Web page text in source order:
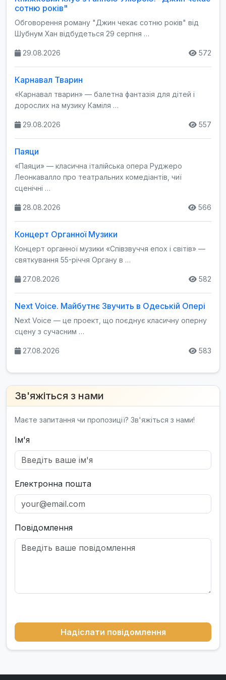
сотню років"
Обговорення роману "Джин чекає сотню років" від
Шубнум Хан відбудеться 29 серпня …
29.08.2026 572
Карнавал Тварин
«Карнавал тварин» — балетна фантазія для дітей і
дорослих на музику Каміля …
29.08.2026 557
Паяци
«Паяци» — класична італійська опера Руджеро
Леонкавалло про театральних комедіантів, чиї
сценічні …
28.08.2026 566
Концерт Органної Музики
Концерт органної музики «Співзвуччя епох і світів» —
святкування 55-річчя Органу в …
27.08.2026 582
Next Voice. Майбутнє Звучить в Одеській Опері
Next Voice — це проект, що поєднує класичну оперну
сцену з сучасним …
27.08.2026 583
Зв'яжіться з нами
Маєте запитання чи пропозиції? Зв'яжіться з нами!
Ім'я
Електронна пошта
Повідомлення
Надіслати повідомлення